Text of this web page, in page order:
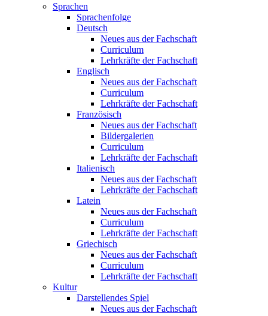
Sprachen
Sprachenfolge
Deutsch
Neues aus der Fachschaft
Curriculum
Lehrkräfte der Fachschaft
Englisch
Neues aus der Fachschaft
Curriculum
Lehrkräfte der Fachschaft
Französisch
Neues aus der Fachschaft
Bildergalerien
Curriculum
Lehrkräfte der Fachschaft
Italienisch
Neues aus der Fachschaft
Lehrkräfte der Fachschaft
Latein
Neues aus der Fachschaft
Curriculum
Lehrkräfte der Fachschaft
Griechisch
Neues aus der Fachschaft
Curriculum
Lehrkräfte der Fachschaft
Kultur
Darstellendes Spiel
Neues aus der Fachschaft